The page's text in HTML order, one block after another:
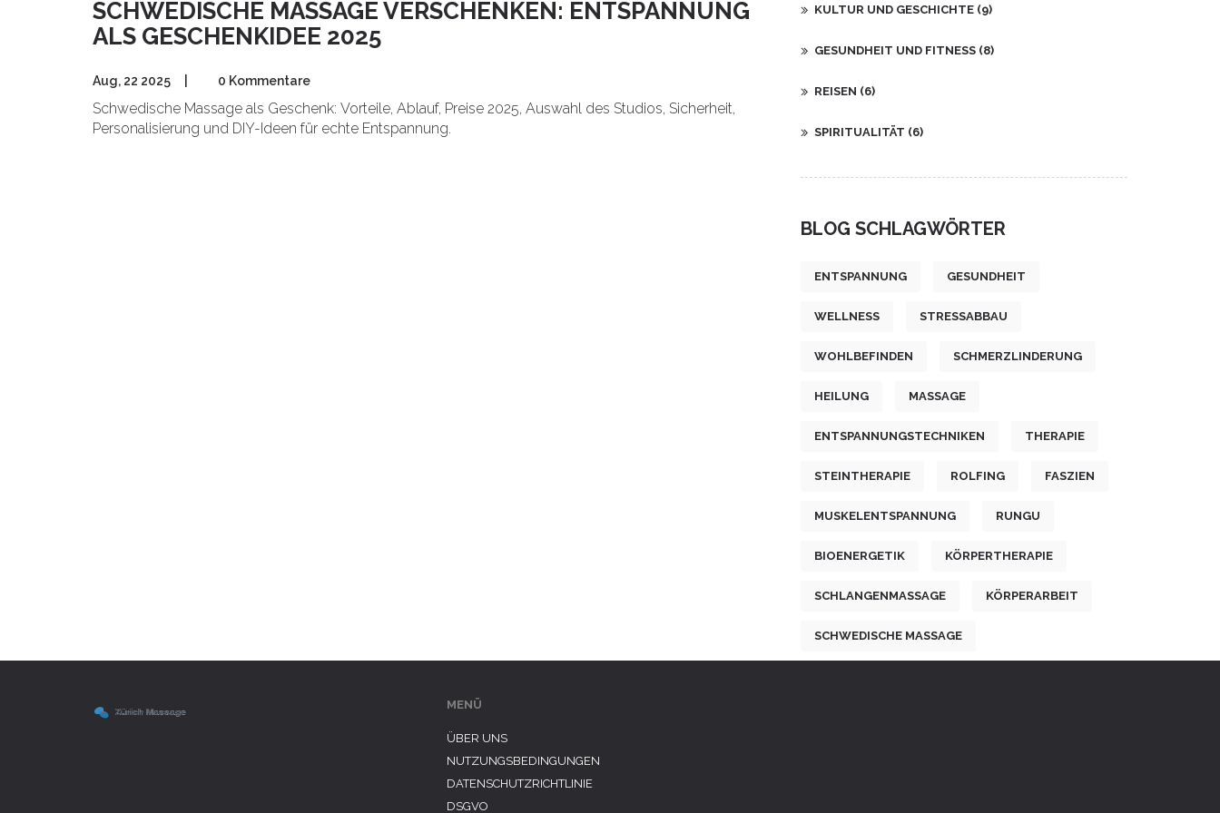
SCHWEDISCHE MASSAGE VERSCHENKEN: ENTSPANNUNG
ALS GESCHENKIDEE 2025
Aug, 22 2025 0 Kommentare
Schwedische Massage als Geschenk: Vorteile, Ablauf, Preise 2025, Auswahl des Studios, Sicherheit,
Personalisierung und DIY-Ideen für echte Entspannung.
KULTUR UND GESCHICHTE (9)
GESUNDHEIT UND FITNESS (8)
REISEN (6)
SPIRITUALITÄT (6)
BLOG SCHLAGWÖRTER
ENTSPANNUNG GESUNDHEIT
WELLNESS STRESSABBAU
WOHLBEFINDEN SCHMERZLINDERUNG
HEILUNG MASSAGE
ENTSPANNUNGSTECHNIKEN THERAPIE
STEINTHERAPIE ROLFING FASZIEN
MUSKELENTSPANNUNG RUNGU
BIOENERGETIK KÖRPERTHERAPIE
SCHLANGENMASSAGE KÖRPERARBEIT
SCHWEDISCHE MASSAGE
MENÜ
ÜBER UNS
NUTZUNGSBEDINGUNGEN
DATENSCHUTZRICHTLINIE
DSGVO